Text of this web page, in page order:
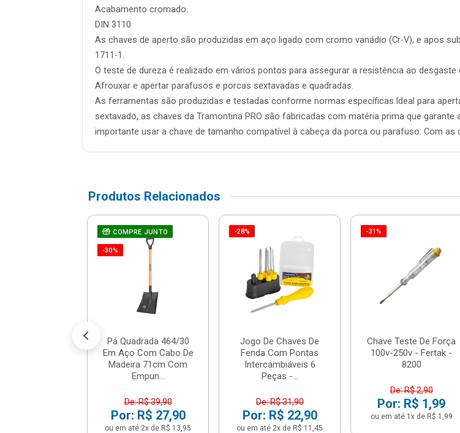
Acabamento cromado.
DIN 3110
As chaves de aperto são produzidas em aço ligado com cromo vanádio (Cr-V), e apos
1711-1.
O teste de dureza é realizado em vários pontos para assegurar a resistência ao
Afrouxar e apertar parafusos e porcas sextavadas e quadradas.
As ferramentas são produzidas e testadas conforme normas específicas.Ideal para
sextavado, as chaves da Tramontina PRO são fabricadas com matéria prima que
importante usar a chave de tamanho compatível à cabeça da porca ou parafuso. Com as
Produtos Relacionados
COMPRE JUNTO
-30%
Pá Quadrada 464/30
Em Aço Com Cabo De
Madeira 71cm Com
Empun...
De: R$ 39,90
Por: R$ 27,90
ou em até 2x de R$ 13,95
-28%
Jogo De Chaves De
Fenda Com Pontas
Intercambiáveis 6
Peças -...
De: R$ 31,90
Por: R$ 22,90
ou em até 2x de R$ 11,45
-31%
Chave Teste De Força
100v-250v - Fertak -
8200
De: R$ 2,90
Por: R$ 1,99
ou em até 1x de R$ 1,99